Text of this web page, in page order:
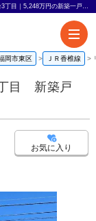
リーブルガーデン香椎台3丁目 新築戸建 1号棟 福岡県福岡市東区香椎台3丁目｜5,248万円の新築一戸建て｜リアルティストア
岡市東区 ＪＲ香椎線
目 新築戸
お気に入り